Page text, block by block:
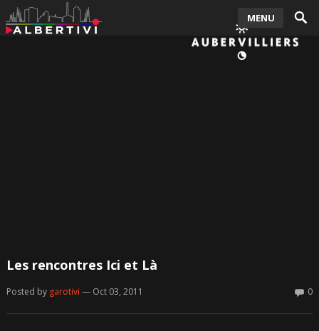
MENU
Les rencontres Ici et Là
Posted by garotivi — Oct 03, 2011 0